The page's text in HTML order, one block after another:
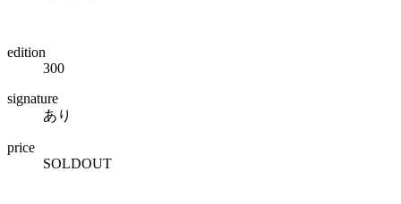
edition
300
signature
あり
price
SOLDOUT